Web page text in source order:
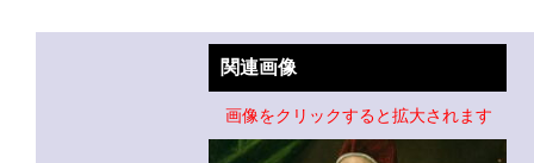
関連画像
画像をクリックすると拡大されます